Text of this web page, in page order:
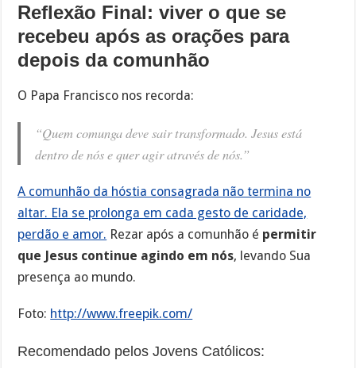
Reflexão Final: viver o que se
recebeu após as orações para
depois da comunhão
O Papa Francisco nos recorda:
“Quem comunga deve sair transformado. Jesus está
dentro de nós e quer agir através de nós.”
A comunhão da hóstia consagrada não termina no
altar. Ela se prolonga em cada gesto de caridade,
perdão e amor. Rezar após a comunhão é permitir
que Jesus continue agindo em nós, levando Sua
presença ao mundo.
Foto: http://www.freepik.com/
Recomendado pelos Jovens Católicos: